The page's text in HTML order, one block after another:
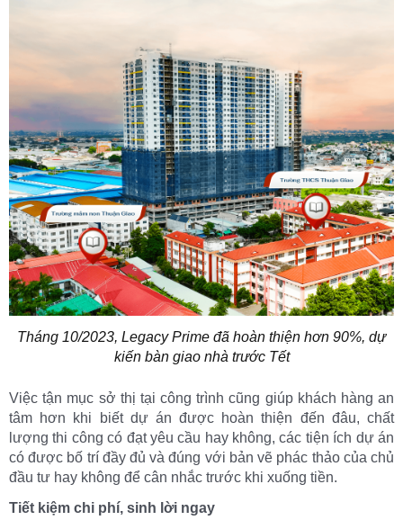
Tháng 10/2023, Legacy Prime đã hoàn thiện hơn 90%, dự
kiến bàn giao nhà trước Tết
Việc tận mục sở thị tại công trình cũng giúp khách hàng an
tâm hơn khi biết dự án được hoàn thiện đến đâu, chất
lượng thi công có đạt yêu cầu hay không, các tiện ích dự án
có được bố trí đầy đủ và đúng với bản vẽ phác thảo của chủ
đầu tư hay không để cân nhắc trước khi xuống tiền.
Tiết kiệm chi phí, sinh lời ngay